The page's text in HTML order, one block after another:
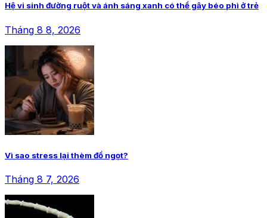
Hệ vi sinh đường ruột và ánh sáng xanh có thể gây béo phì ở trẻ
Tháng 8 8, 2026
Vì sao stress lại thèm đồ ngọt?
Tháng 8 7, 2026